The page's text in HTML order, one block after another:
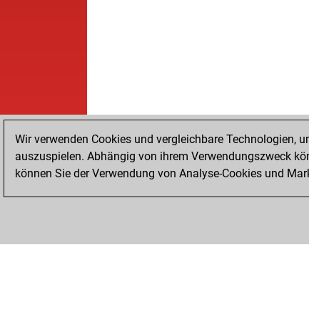
STARTSEITE
Wir verwenden Cookies und vergleichbare Technologien,
auszuspielen. Abhängig von ihrem Verwendungszweck
können Sie der Verwendung von Analyse-Cookies und